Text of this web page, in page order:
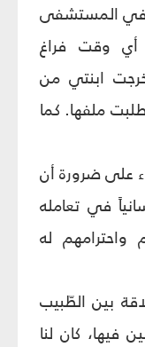
في المستشفى
أي وقت فراغ
ابنتي من
ملفها. كما
على ضرورة أن
في تعامله
له
بين الطّبيب
كان لنا